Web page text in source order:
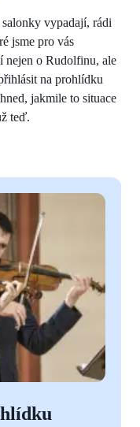
vypadají, rádi
jsme pro vás
nejen o Rudolfinu, ale
na prohlídku
jakmile to situace
teď.